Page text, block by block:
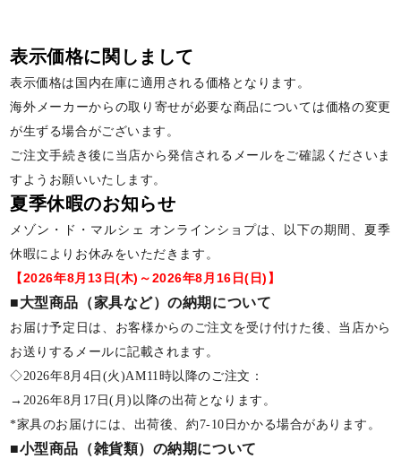
表示価格に関しまして
表示価格は国内在庫に適用される価格となります。
海外メーカーからの取り寄せが必要な商品については価格の変更
が生ずる場合がございます。
ご注文手続き後に当店から発信されるメールをご確認くださいま
すようお願いいたします。
夏季休暇のお知らせ
メゾン・ド・マルシェ オンラインショプは、以下の期間、夏季
休暇によりお休みをいただきます。
【2026年8月13日(木)～2026年8月16日(日)】
■大型商品（家具など）の納期について
お届け予定日は、お客様からのご注文を受け付けた後、当店から
お送りするメールに記載されます。
◇2026年8月4日(火)AM11時以降のご注文：
→2026年8月17日(月)以降の出荷となります。
*家具のお届けには、出荷後、約7-10日かかる場合があります。
■小型商品（雑貨類）の納期について